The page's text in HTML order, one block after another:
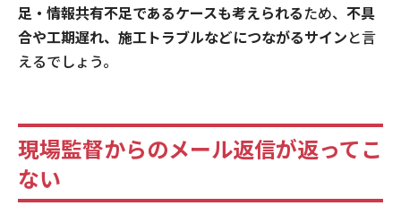
足・情報共有不足であるケースも考えられるため、 不具
合や工期遅れ、施工トラブルなどにつながるサインと言
えるでしょう。
現場監督からのメール返信が返ってこ
ない